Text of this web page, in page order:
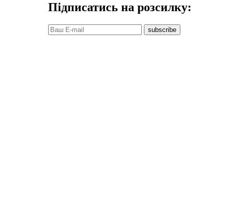
Підписатись на розсилку:
subscribe